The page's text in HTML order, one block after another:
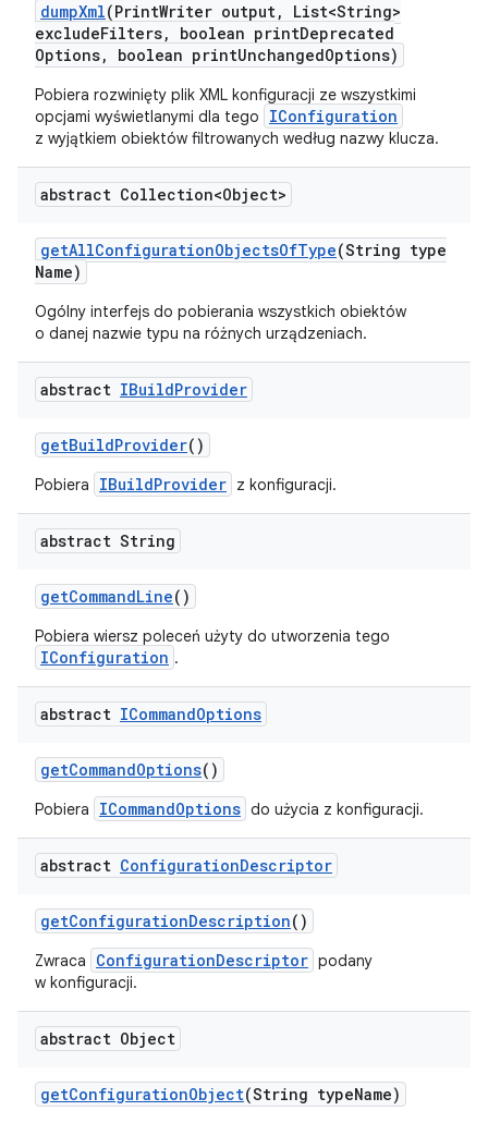
dumpXml(PrintWriter output,
List<String>
excludeFilters, boolean printDeprecated
Options, boolean printUnchangedOptions)
Pobiera rozwinięty plik XML konfiguracji ze wszystkimi
opcjami wyświetlanymi dla tego
IConfiguration
z wyjątkiem obiektów filtrowanych według nazwy klucza.
abstract Collection<Object>
getAllConfigurationObjectsOfType(String type
Name)
Ogólny interfejs do pobierania wszystkich obiektów
o danej nazwie typu na różnych urządzeniach.
abstract IBuildProvider
getBuildProvider()
Pobiera IBuildProvider z konfiguracji.
abstract String
getCommandLine()
Pobiera wiersz poleceń użyty do utworzenia tego
IConfiguration .
abstract ICommandOptions
getCommandOptions()
Pobiera ICommandOptions do użycia z konfiguracji.
abstract ConfigurationDescriptor
getConfigurationDescription()
Zwraca ConfigurationDescriptor podany
w konfiguracji.
abstract Object
getConfigurationObject(String typeName)